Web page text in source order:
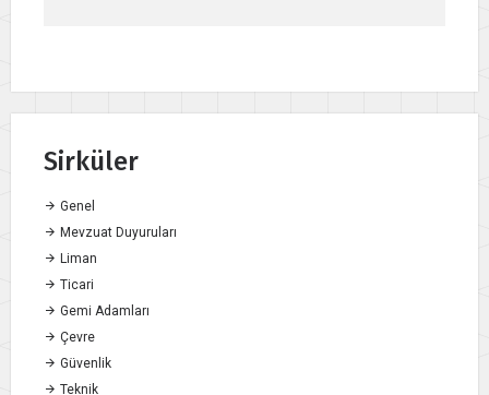
Sirküler
Genel
Mevzuat Duyuruları
Liman
Ticari
Gemi Adamları
Çevre
Güvenlik
Teknik